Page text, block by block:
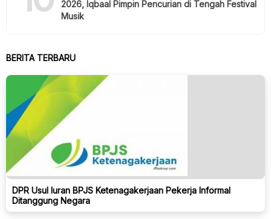
2026, Iqbaal Pimpin Pencurian di Tengah Festival
Musik
BERITA TERBARU
DPR Usul Iuran BPJS Ketenagakerjaan Pekerja Informal
Ditanggung Negara